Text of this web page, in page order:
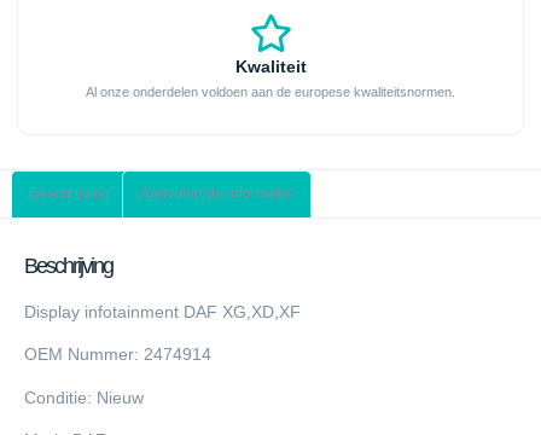
Kwaliteit
Al onze onderdelen voldoen aan de europese kwaliteitsnormen.
Beschrijving Aanvullende informatie
Beschrijving
Display infotainment DAF XG,XD,XF
OEM Nummer: 2474914
Conditie: Nieuw